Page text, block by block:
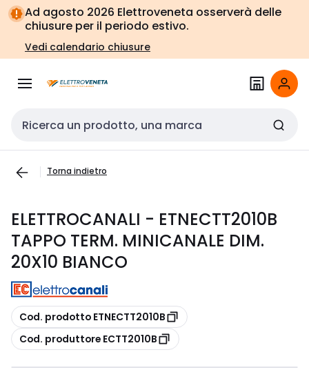
Vai alla
navigazione
Vai
alla
pagina
Ad agosto 2026 Elettroveneta osserverà delle
chiusure per il periodo estivo.
Vedi calendario chiusure
Cerca input
Torna indietro
ELETTROCANALI - ETNECTT2010B
TAPPO TERM. MINICANALE DIM.
20X10 BIANCO
copia
Cod. prodotto ETNECTT2010B
copia
Cod. produttore ECTT2010B